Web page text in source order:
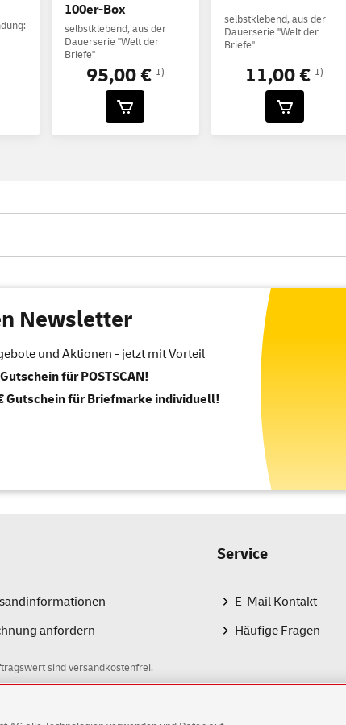
100er-Box
selbstklebend, aus der
Dauerserie "Welt der
Briefe"
95,00 € 1)
selbstklebend, aus der
Dauerserie "Welt der
Briefe"
11,00 € 1)
Newsletter
und Aktionen - jetzt mit Vorteil
für POSTSCAN!
Gutschein für Briefmarke individuell!
anfordern
Service
E-Mail Kontakt
Häufige Fragen
sind versandkostenfrei.